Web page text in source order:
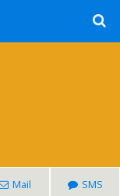
Mail SMS